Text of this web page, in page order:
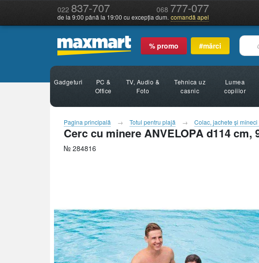
022 837-707 068 777-077
de la 9:00 până la 19:00 cu excepția dum. comandă apel
% promo #mărci
Gadgeturi
PC &
Office
TV, Audio &
Foto
Tehnica uz
casnic
Lumea
copiilor
Pagina principală Totul pentru plajă Colac, jachete şi
Cerc cu minere ANVELOPA d114 cm,
№ 284816